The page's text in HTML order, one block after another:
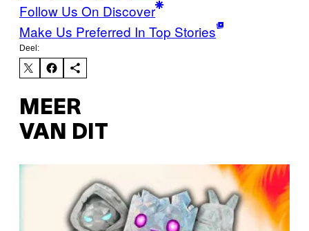
Follow Us On Discover
Make Us Preferred In Top Stories
Deel:
MEER
VAN DIT